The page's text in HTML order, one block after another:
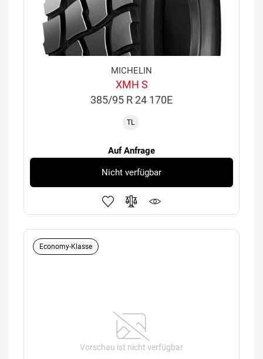
MICHELIN
XMH S
385/95 R 24 170E
TL
Auf Anfrage
Nicht verfügbar
Vorschau ist nicht verfügbar
Economy-Klasse